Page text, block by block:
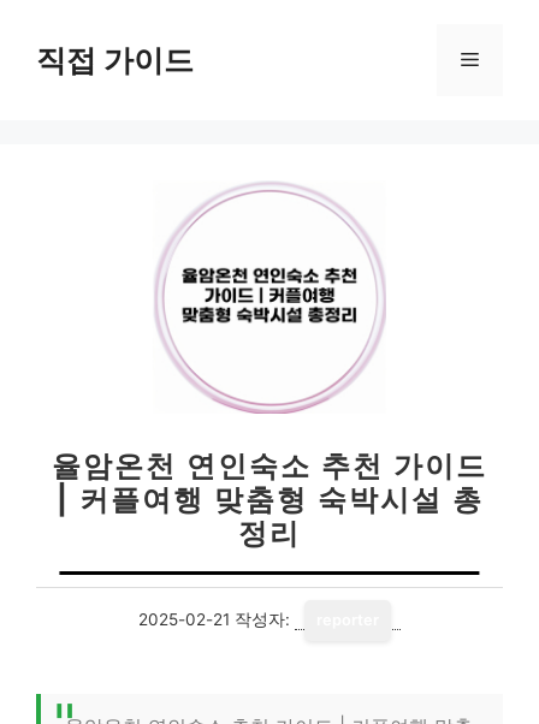
직접 가이드 메
율암온천 연인숙소 추천 가이드
| 커플여행 맞춤형 숙박시설 총
정리
2025-02-21 작성자: